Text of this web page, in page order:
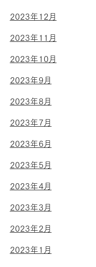
2023年12月
2023年11月
2023年10月
2023年9月
2023年8月
2023年7月
2023年6月
2023年5月
2023年4月
2023年3月
2023年2月
2023年1月